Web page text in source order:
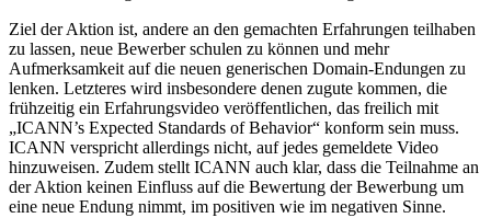
Ziel der Aktion ist, andere an den gemachten Erfahrungen teilhaben
zu lassen, neue Bewerber schulen zu können und mehr
Aufmerksamkeit auf die neuen generischen Domain-Endungen zu
lenken. Letzteres wird insbesondere denen zugute kommen, die
frühzeitig ein Erfahrungsvideo veröffentlichen, das freilich mit
„ICANN’s Expected Standards of Behavior“ konform sein muss.
ICANN verspricht allerdings nicht, auf jedes gemeldete Video
hinzuweisen. Zudem stellt ICANN auch klar, dass die Teilnahme an
der Aktion keinen Einfluss auf die Bewertung der Bewerbung um
eine neue Endung nimmt, im positiven wie im negativen Sinne.